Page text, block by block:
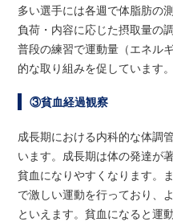
多い選手には各週で体脂肪の
負荷・内容に応じた摂取量の
普段の練習で運動量（エネル
的な取り組みを促しています。
③貧血経過観察
成長期における内科的な体調
います。成長期は体の発達が
貧血になりやすくなります。
で激しい運動を行っており、
といえます。貧血になると運